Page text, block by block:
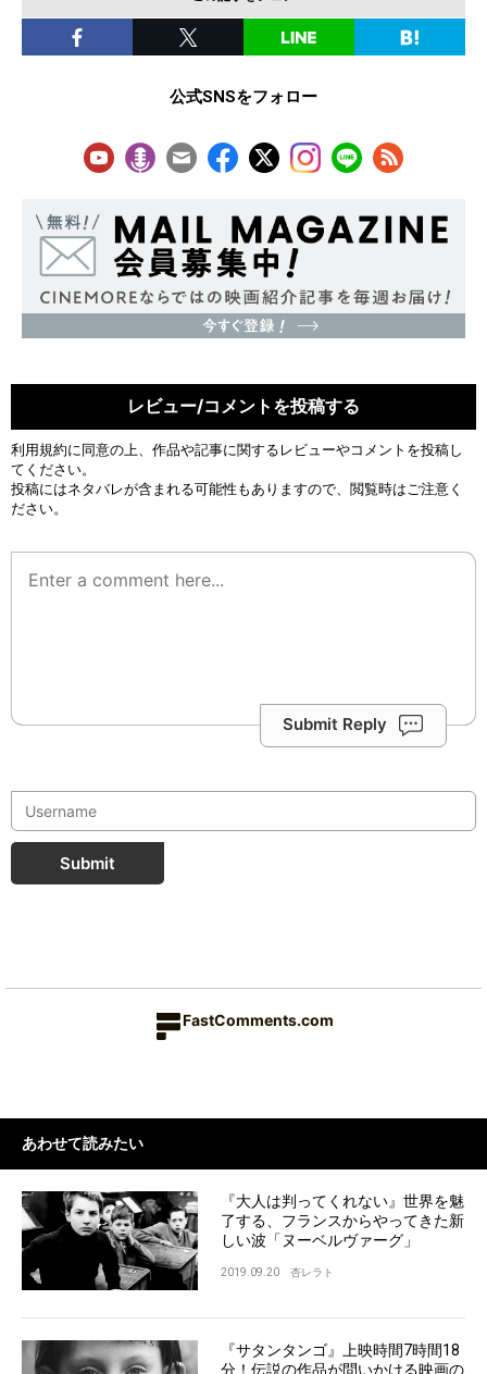
公式SNSをフォロー
レビュー/コメントを投稿する
利用規約に同意の上、作品や記事に関するレビューやコメントを投稿し
てください。
投稿にはネタバレが含まれる可能性もありますので、閲覧時はご注意く
ださい。
Submit Reply
Submit
FastComments.com
あわせて読みたい
『大人は判ってくれない』世界を魅
了する、フランスからやってきた新
しい波「ヌーベルヴァーグ」
2019.09.20 杏レラト
『サタンタンゴ』上映時間7時間18
分！伝説の作品が問いかける映画の